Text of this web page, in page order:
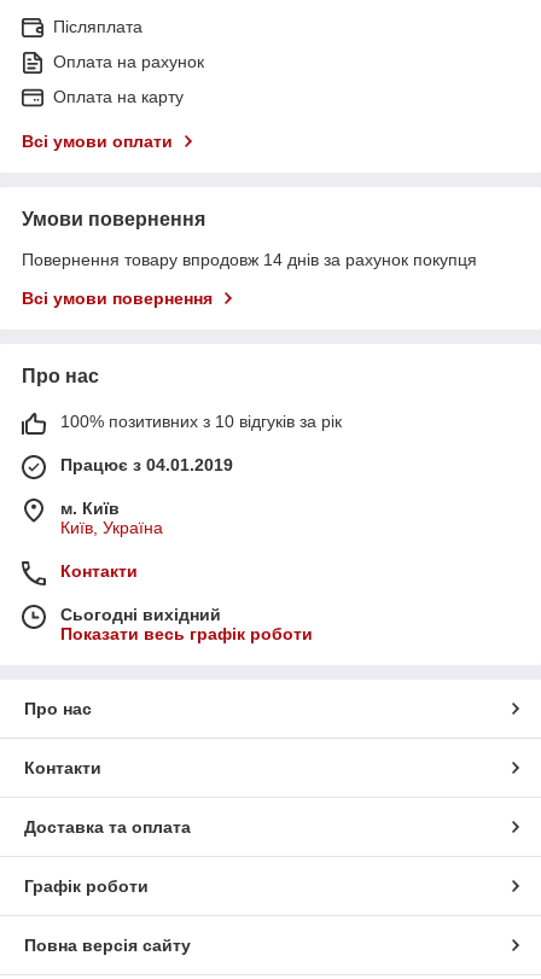
Післяплата
Оплата на рахунок
Оплата на карту
Всі умови оплати
Умови повернення
Повернення товару впродовж 14 днів за рахунок покупця
Всі умови повернення
Про нас
100% позитивних з 10 відгуків за рік
Працює з 04.01.2019
м. Київ
Київ, Україна
Контакти
Сьогодні вихідний
Показати весь графік роботи
Про нас
Контакти
Доставка та оплата
Графік роботи
Повна версія сайту